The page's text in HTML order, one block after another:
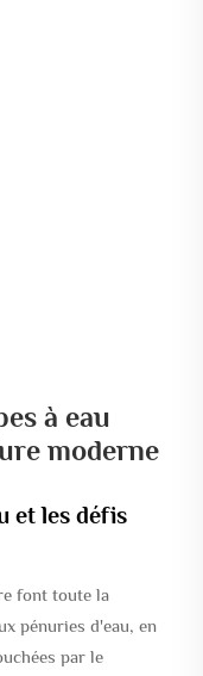
à eau
moderne
et les défis
font toute la
pénuries d'eau, en
par le